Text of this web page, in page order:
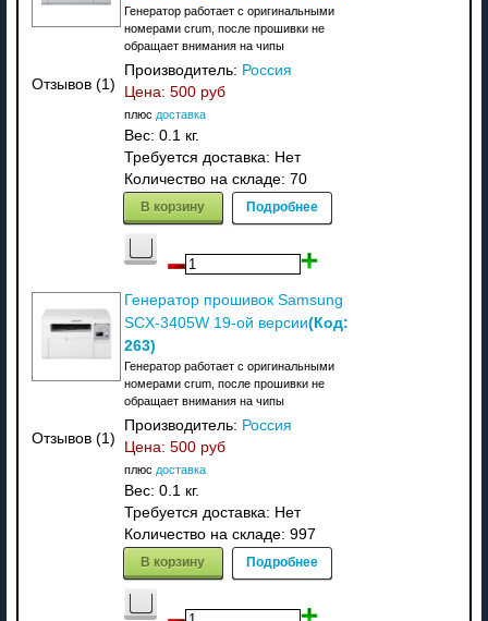
Отзывов (1)
Генератор работает с оригинальными
номерами crum, после прошивки не
обращает внимания на чипы
Производитель: Россия
Цена: 500 руб
плюс доставка
Вес: 0.1 кг.
Требуется доставка: Нет
Количество на складе: 70
В корзину Подробнее
Отзывов (1)
Генератор прошивок Samsung
SCX-3405W 19-ой версии(Код:
263)
Генератор работает с оригинальными
номерами crum, после прошивки не
обращает внимания на чипы
Производитель: Россия
Цена: 500 руб
плюс доставка
Вес: 0.1 кг.
Требуется доставка: Нет
Количество на складе: 997
В корзину Подробнее